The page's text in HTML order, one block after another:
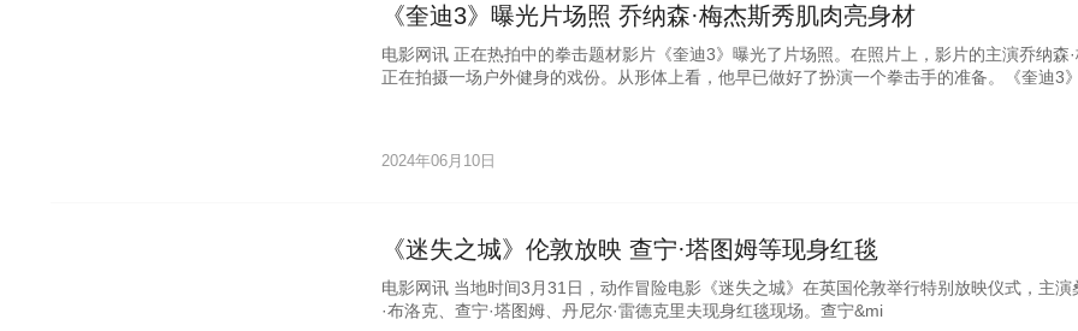
《奎迪3》曝光片场照 乔纳森·梅杰斯秀肌肉亮身材
电影网讯 正在热拍中的拳击题材影片《奎迪3》曝光了片场照。在照片上，影片的主演乔纳森
正在拍摄一场户外健身的戏份。从形体上看，他早已做好了扮演一个拳击手的准备。《奎迪3》
2024年06月10日
《迷失之城》伦敦放映 查宁·塔图姆等现身红毯
电影网讯 当地时间3月31日，动作冒险电影《迷失之城》在英国伦敦举行特别放映仪式，主演
·布洛克、查宁·塔图姆、丹尼尔·雷德克里夫现身红毯现场。查宁&mi